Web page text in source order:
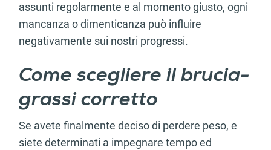
assunti regolarmente e al momento giusto, ogni
mancanza o dimenticanza può influire
negativamente sui nostri progressi.
Come scegliere il brucia-
grassi corretto
Se avete finalmente deciso di perdere peso, e
siete determinati a impegnare tempo ed